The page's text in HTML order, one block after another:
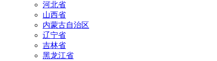
河北省
山西省
内蒙古自治区
辽宁省
吉林省
黑龙江省